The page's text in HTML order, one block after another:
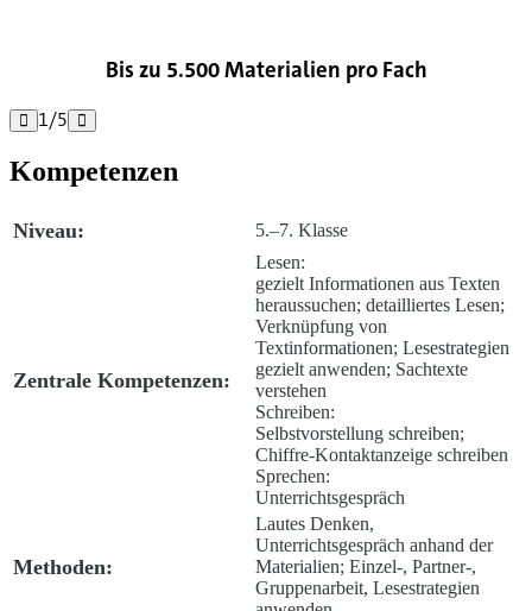
Bis zu 5.500 Materialien pro Fach
 1/5 
Kompetenzen
Niveau: 5.–7. Klasse
Zentrale Kompetenzen:
Lesen:
gezielt Informationen aus Texten
heraussuchen; detailliertes Lesen;
Verknüpfung von
Textinformationen; Lesestrategien
gezielt anwenden; Sachtexte
verstehen
Schreiben:
Selbstvorstellung schreiben;
Chiffre-Kontaktanzeige schreiben
Sprechen:
Unterrichtsgespräch
Methoden:
Lautes Denken,
Unterrichtsgespräch anhand der
Materialien; Einzel-, Partner-,
Gruppenarbeit, Lesestrategien